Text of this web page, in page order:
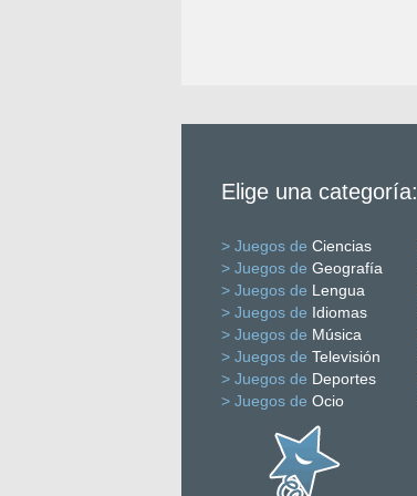
Elige una categoría:
> Juegos de Ciencias
> Juegos de Geografía
> Juegos de Lengua
> Juegos de Idiomas
> Juegos de Música
> Juegos de Televisión
> Juegos de Deportes
> Juegos de Ocio